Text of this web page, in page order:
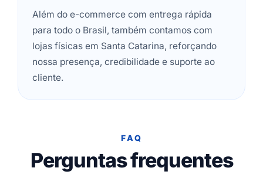
Além do e-commerce com entrega rápida
para todo o Brasil, também contamos com
lojas físicas em Santa Catarina, reforçando
nossa presença, credibilidade e suporte ao
cliente.
FAQ
Perguntas frequentes